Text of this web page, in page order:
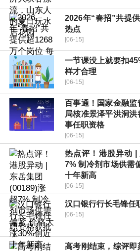
2026年“春招”共提
热点
[06-15]
一节课没上就要扣
样才合理
[06-15]
百事通！国家金融
局核准景泽平洪洞
事任职资格
[06-15]
热点评！港股异动 |
7% 制冷剂市场供需
十年新高
[06-15]
汉口银行行长毛锋任
[06-15]
高考刚结束，综评